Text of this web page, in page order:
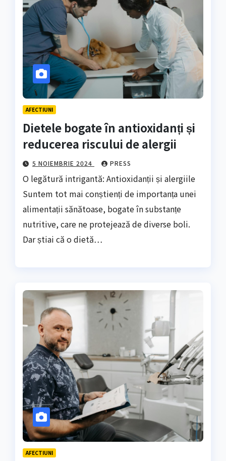
AFECTIUNI
Dietele bogate în antioxidanți și
reducerea riscului de alergii
5 NOIEMBRIE 2024 PRESS
O legătură intrigantă: Antioxidanții și alergiile
Suntem tot mai conștienți de importanța unei
alimentații sănătoase, bogate în substanțe
nutritive, care ne protejează de diverse boli.
Dar știai că o dietă…
AFECTIUNI